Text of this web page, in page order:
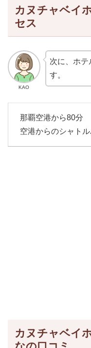
カヌチャベイ
セス
KAO
次に、ホ
す。
那覇空港から80分
空港からのシャト
カヌチャベイ